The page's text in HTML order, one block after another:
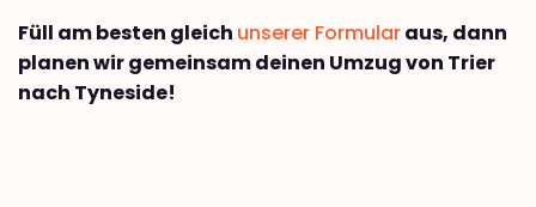
Füll am besten gleich unserer Formularaus, dann
planen wir gemeinsam deinen Umzug von Trier
nach Tyneside!